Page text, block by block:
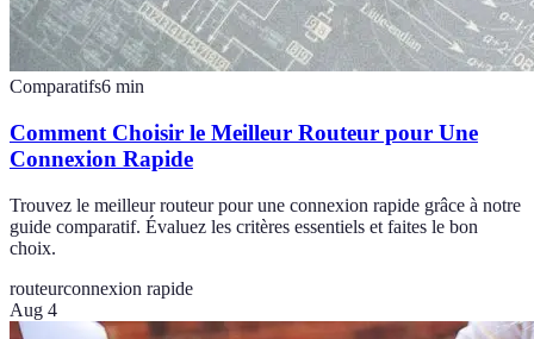
Comparatifs6 min
Comment Choisir le Meilleur Routeur pour Une
Connexion Rapide
Trouvez le meilleur routeur pour une connexion rapide grâce à notre
guide comparatif. Évaluez les critères essentiels et faites le bon
choix.
routeurconnexion rapide
Aug 4